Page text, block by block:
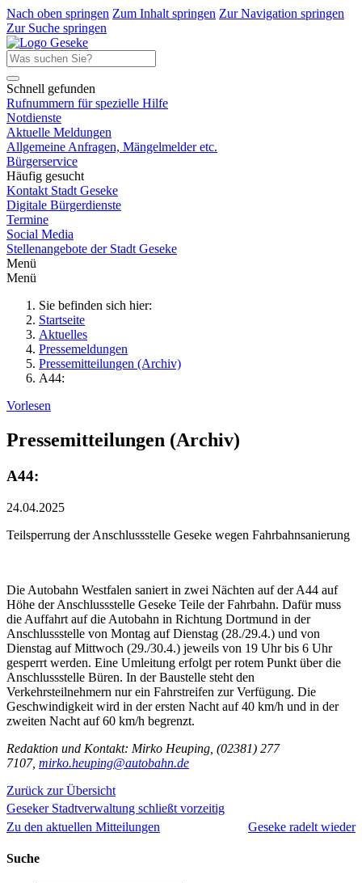
Nach oben springen Zum Inhalt springen Zur Navigation springen
Zur Suche springen
Schnell gefunden
Rufnummern für spezielle Hilfe
Notdienste
Aktuelle Meldungen
Allgemeine Anfragen, Mängelmelder etc.
Bürgerservice
Häufig gesucht
Kontakt Stadt Geseke
Digitale Bürgerdienste
Termine
Social Media
Stellenangebote der Stadt Geseke
Menü
Menü
Sie befinden sich hier:
Startseite
Aktuelles
Pressemeldungen
Pressemitteilungen (Archiv)
A44:
Vorlesen
Pressemitteilungen (Archiv)
A44:
24.04.2025
Teilsperrung der Anschlussstelle Geseke wegen Fahrbahnsanierung
Die Autobahn Westfalen saniert in zwei Nächten auf der A44 auf
Höhe der Anschlussstelle Geseke Teile der Fahrbahn. Dafür muss
die Auffahrt auf die Autobahn in Richtung Dortmund in der
Anschlussstelle von Montag auf Dienstag (28./29.4.) und von
Dienstag auf Mittwoch (29./30.4.) jeweils von 19 Uhr bis 6 Uhr
gesperrt werden. Eine Umleitung erfolgt per rotem Punkt über die
Anschlussstelle Büren. In der Baustelle steht den
Verkehrsteilnehmern nur ein Fahrstreifen zur Verfügung. Die
Geschwindigkeit wird in der ersten Nacht auf 40 km/h und in der
zweiten Nacht auf 60 km/h begrenzt.
Redaktion und Kontakt: Mirko Heuping, (02381) 277
7107, mirko.heuping@autobahn.de
Zurück zur Übersicht
Geseker Stadtverwaltung schließt vorzeitig
Geseke radelt wieder
Zu den aktuellen Mitteilungen
Suche